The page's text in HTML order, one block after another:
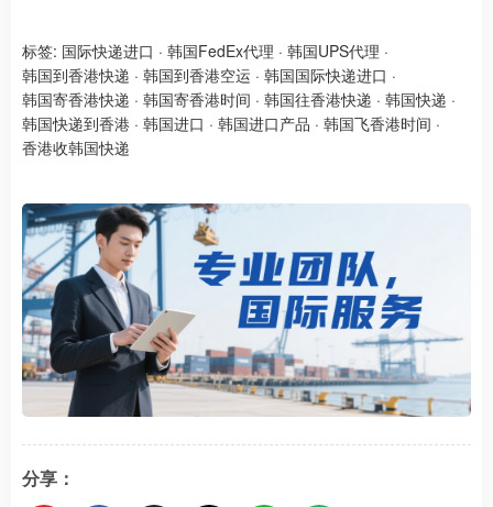
标签: 国际快递进口 · 韩国FedEx代理 · 韩国UPS代理 ·
韩国到香港快递 · 韩国到香港空运 · 韩国国际快递进口 ·
韩国寄香港快递 · 韩国寄香港时间 · 韩国往香港快递 · 韩国快递 ·
韩国快递到香港 · 韩国进口 · 韩国进口产品 · 韩国飞香港时间 ·
香港收韩国快递
分享：